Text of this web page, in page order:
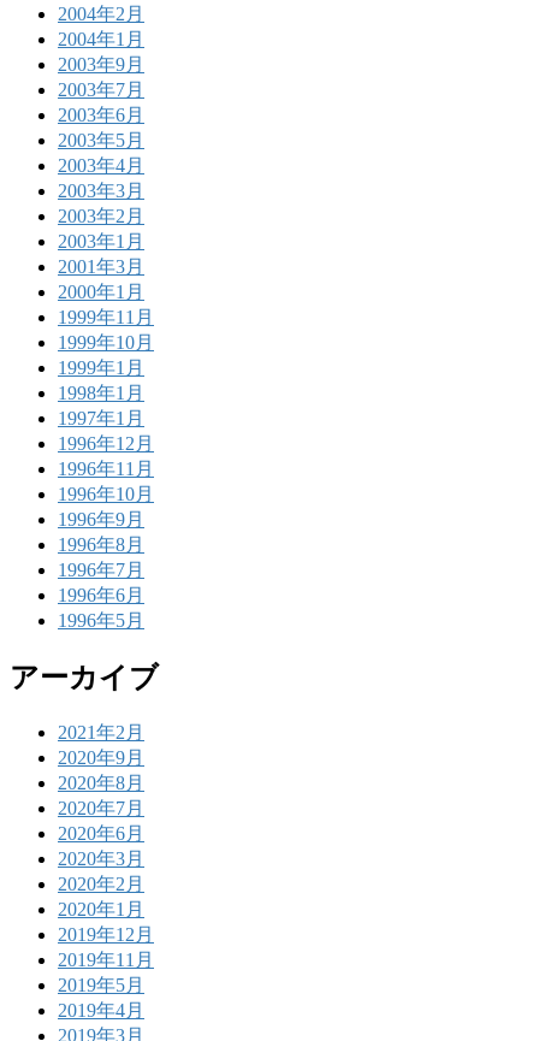
2004年2月
2004年1月
2003年9月
2003年7月
2003年6月
2003年5月
2003年4月
2003年3月
2003年2月
2003年1月
2001年3月
2000年1月
1999年11月
1999年10月
1999年1月
1998年1月
1997年1月
1996年12月
1996年11月
1996年10月
1996年9月
1996年8月
1996年7月
1996年6月
1996年5月
アーカイブ
2021年2月
2020年9月
2020年8月
2020年7月
2020年6月
2020年3月
2020年2月
2020年1月
2019年12月
2019年11月
2019年5月
2019年4月
2019年3月